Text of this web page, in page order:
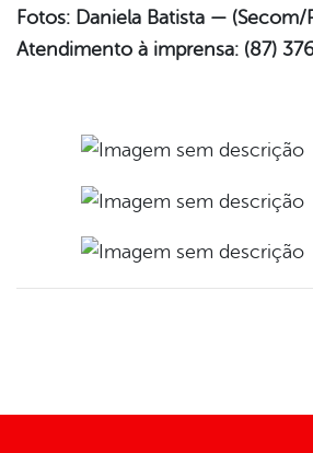
Fotos: Daniela Batista — (Secom/
Atendimento à imprensa: (87)